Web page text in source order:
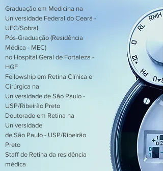
Graduação em Medicina na
Universidade Federal do Ceará -
UFC/Sobral
Pós-Graduação (Residência
Médica - MEC)
no Hospital Geral de Fortaleza -
HGF
Fellowship em Retina Clínica e
Cirúrgica na
Universidade de São Paulo -
USP/Ribeirão Preto
Doutorado em Retina na
Universidade
de São Paulo - USP/Ribeirão
Preto
Staff de Retina da residência
médica